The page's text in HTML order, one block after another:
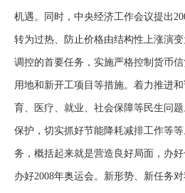
机遇。同时，中央经济工作会议提出
转为过热、防止价格由结构性上涨演
调控的首要任务，实施严格控制货币
用地和新开工项目等措施。着力推进
育、医疗、就业、社会保障等民生问
保护，切实抓好节能降耗减排工作等
务，概括起来就是营造良好局面，办
办好2008年奥运会。新形势、新任务